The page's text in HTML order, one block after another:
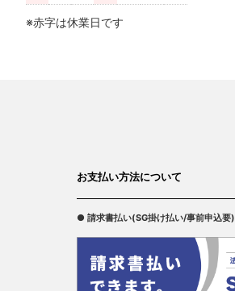
※赤字は休業日です
お支払い方法について
● 請求書払い(SG掛け払い/事前申込要)